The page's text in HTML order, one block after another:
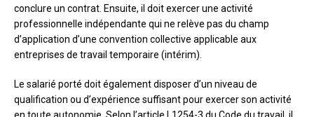
conclure un contrat. Ensuite, il doit exercer une activité
professionnelle indépendante qui ne relève pas du champ
d’application d’une convention collective applicable aux
entreprises de travail temporaire (intérim).
Le salarié porté doit également disposer d’un niveau de
qualification ou d’expérience suffisant pour exercer son activité